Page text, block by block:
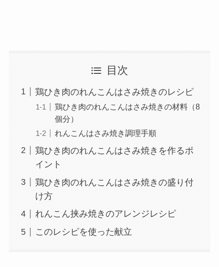
目次
鶏ひき肉のれんこんはさみ焼きのレシピ
鶏ひき肉のれんこんはさみ焼きの材料（8
個分）
れんこんはさみ焼き調理手順
鶏ひき肉のれんこんはさみ焼きを作るポ
イント
鶏ひき肉のれんこんはさみ焼きの盛り付
け方
れんこん挟み焼きのアレンジレシピ
このレシピを使った献立